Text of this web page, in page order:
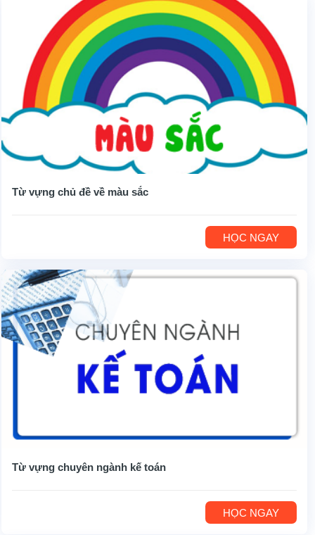
Từ vựng chủ đề về màu sắc
HỌC NGAY
Từ vựng chuyên ngành kế toán
HỌC NGAY